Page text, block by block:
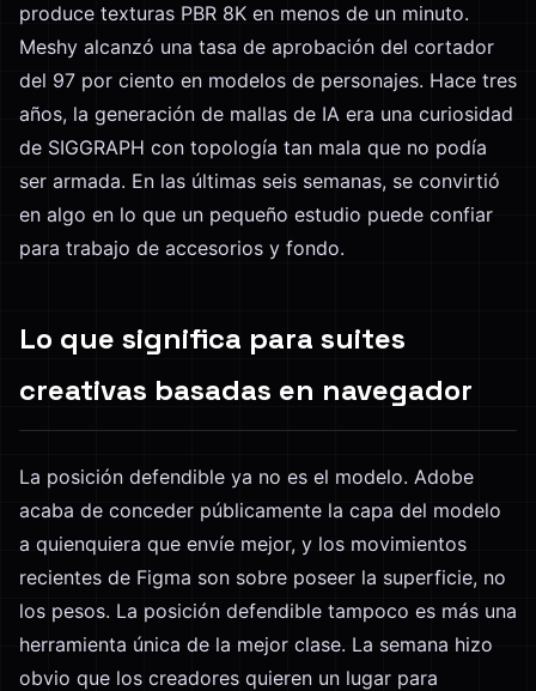
produce texturas PBR 8K en menos de un minuto.
Meshy alcanzó una tasa de aprobación del cortador
del 97 por ciento en modelos de personajes. Hace tres
años, la generación de mallas de IA era una curiosidad
de SIGGRAPH con topología tan mala que no podía
ser armada. En las últimas seis semanas, se convirtió
en algo en lo que un pequeño estudio puede confiar
para trabajo de accesorios y fondo.
Lo que significa para suites
creativas basadas en navegador
La posición defendible ya no es el modelo. Adobe
acaba de conceder públicamente la capa del modelo
a quienquiera que envíe mejor, y los movimientos
recientes de Figma son sobre poseer la superficie, no
los pesos. La posición defendible tampoco es más una
herramienta única de la mejor clase. La semana hizo
obvio que los creadores quieren un lugar para